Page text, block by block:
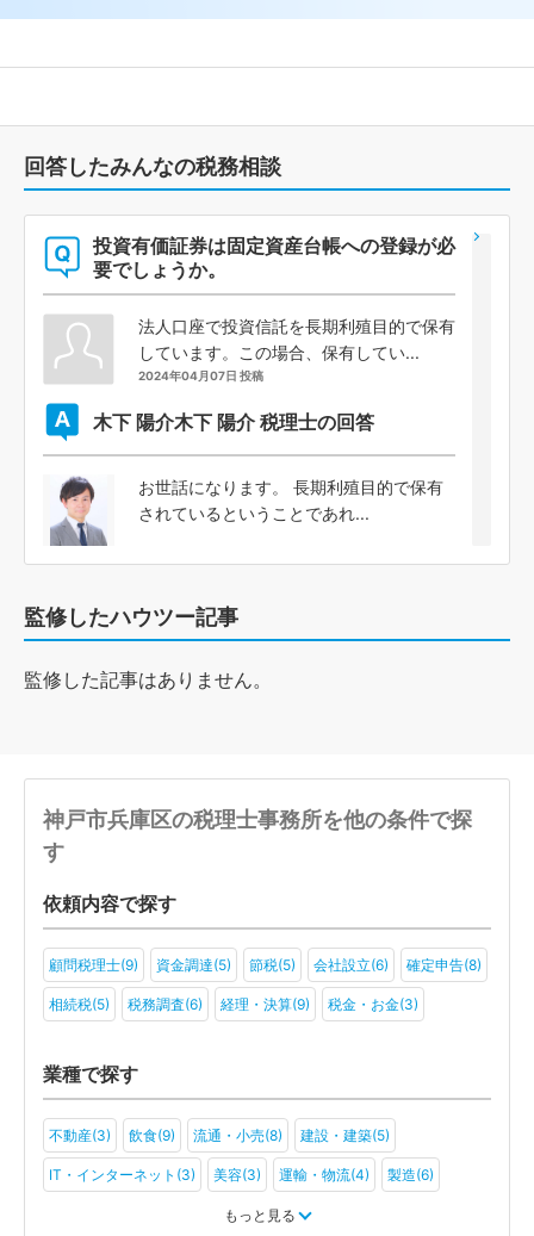
回答したみんなの税務相談
投資有価証券は固定資産台帳への登録が必
要でしょうか。
法人口座で投資信託を長期利殖目的で保有
しています。この場合、保有してい...
2024年04月07日 投稿
木下 陽介木下 陽介 税理士の回答
お世話になります。 長期利殖目的で保有
されているということであれ...
監修したハウツー記事
監修した記事はありません。
神戸市兵庫区の税理士事務所を他の条件で探
す
依頼内容で探す
顧問税理士(9) 資金調達(5) 節税(5) 会社設立(6) 確定申告(8)
相続税(5) 税務調査(6) 経理・決算(9) 税金・お金(3)
業種で探す
不動産(3) 飲食(9) 流通・小売(8) 建設・建築(5)
IT・インターネット(3) 美容(3) 運輸・物流(4) 製造(6)
一般社団法人(2)もっと見る